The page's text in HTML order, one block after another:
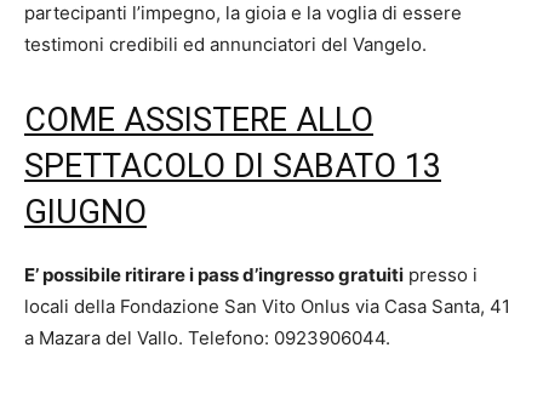
partecipanti l’impegno, la gioia e la voglia di essere
testimoni credibili ed annunciatori del Vangelo.
COME ASSISTERE ALLO
SPETTACOLO DI SABATO 13
GIUGNO
E’ possibile ritirare i pass d’ingresso gratuiti presso i
locali della Fondazione San Vito Onlus via Casa Santa, 41
a Mazara del Vallo. Telefono: 0923906044.